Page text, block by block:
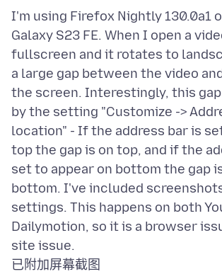
I'm using Firefox Nightly 130.0a1
Galaxy S23 FE. When I open a
fullscreen and it rotates to
a large gap between the video
the screen. Interestingly, this
by the setting "Customize ->
location" - If the address bar is
top the gap is on top, and if the
set to appear on bottom the gap
bottom. I've included
settings. This happens on both
Dailymotion, so it is a browser
已附加屏幕截图